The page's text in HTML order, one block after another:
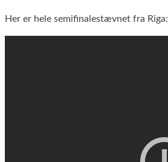
Her er hele semifinalestævnet fra Riga: